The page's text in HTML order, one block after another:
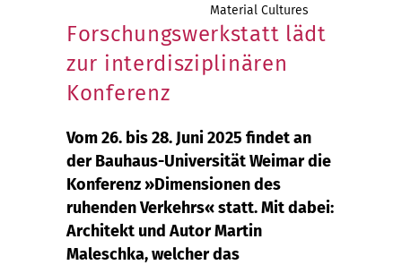
Material Cultures
Forschungswerkstatt lädt
zur interdisziplinären
Konferenz
Vom 26. bis 28. Juni 2025 findet an
der Bauhaus-Universität Weimar die
Konferenz »Dimensionen des
ruhenden Verkehrs« statt. Mit dabei:
Architekt und Autor Martin
Maleschka, welcher das